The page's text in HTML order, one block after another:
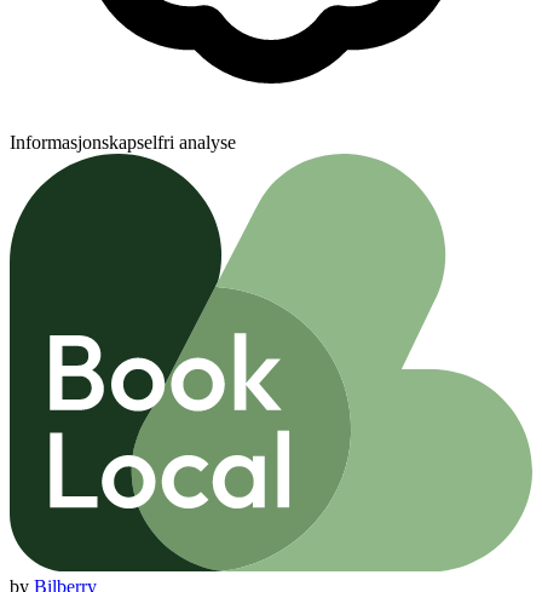
Informasjonskapselfri analyse
by Bilberry